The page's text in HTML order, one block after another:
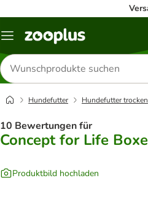
Menü
Produkte
suchen
Hundefutter Hundefutter trocken
10 Bewertungen für
Concept for Life
Produktbild hochladen